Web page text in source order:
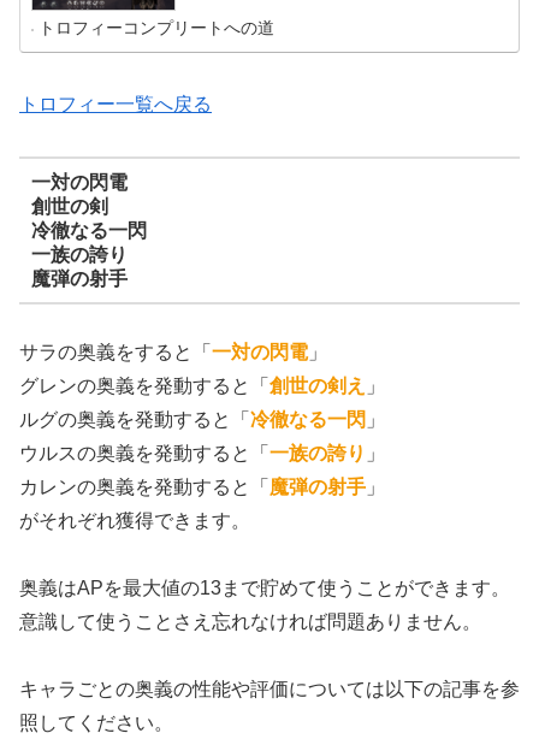
の攻略情報に移動できます。 これからコンプリート目指し
てプレイされる方は「プレイ方針」をご覧ください。 コン
っています。
トロフィーコンプリートへの道
トロフィー一覧へ戻る
一対の閃電
創世の剣
冷徹なる一閃
一族の誇り
魔弾の射手
サラの奥義をすると「 一対の閃電」
グレンの奥義を発動すると「 創世の剣え 」
ルグの奥義を発動すると「 冷徹なる一閃 」
ウルスの奥義を発動すると「 一族の誇り 」
カレンの奥義を発動すると「 魔弾の射手 」
がそれぞれ獲得できます。
奥義はAPを最大値の13まで貯めて使うことができます。
意識して使うことさえ忘れなければ問題ありません。
キャラごとの奥義の性能や評価については以下の記事を参
照してください。